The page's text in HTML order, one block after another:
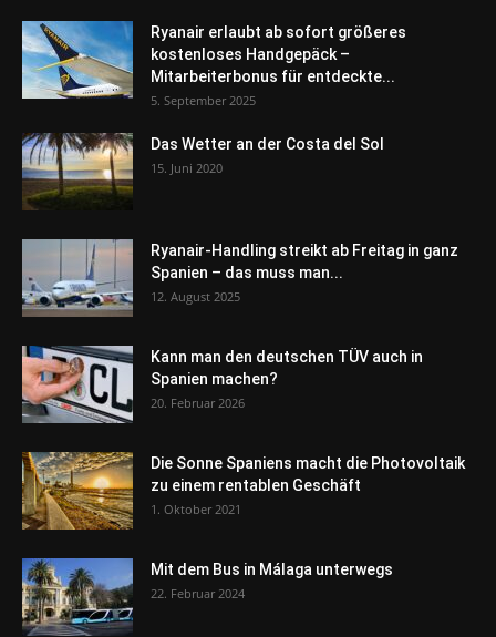
Ryanair erlaubt ab sofort größeres
kostenloses Handgepäck –
Mitarbeiterbonus für entdeckte...
5. September 2025
Das Wetter an der Costa del Sol
15. Juni 2020
Ryanair-Handling streikt ab Freitag in ganz
Spanien – das muss man...
12. August 2025
Kann man den deutschen TÜV auch in
Spanien machen?
20. Februar 2026
Die Sonne Spaniens macht die Photovoltaik
zu einem rentablen Geschäft
1. Oktober 2021
Mit dem Bus in Málaga unterwegs
22. Februar 2024